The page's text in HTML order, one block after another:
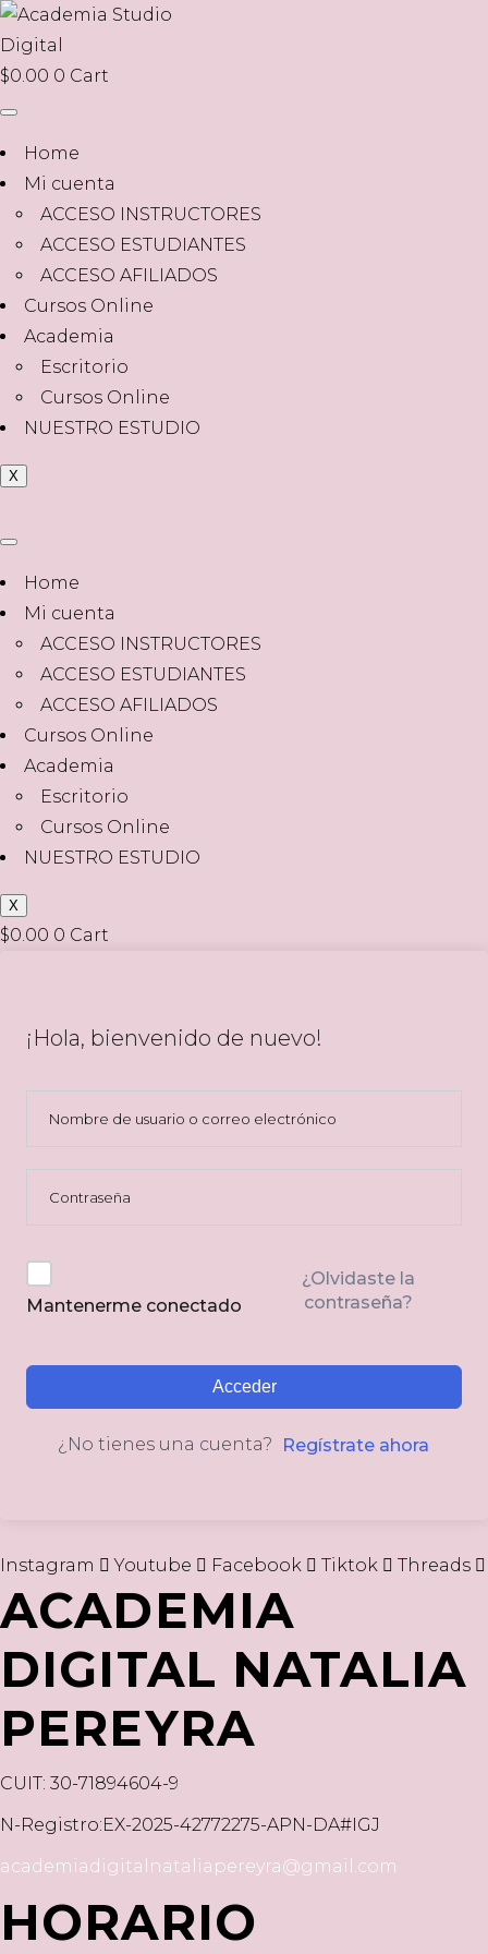
$0.00 0 Cart
Home
Mi cuenta
ACCESO INSTRUCTORES
ACCESO ESTUDIANTES
ACCESO AFILIADOS
Cursos Online
Academia
Escritorio
Cursos Online
NUESTRO ESTUDIO
X
Home
Mi cuenta
ACCESO INSTRUCTORES
ACCESO ESTUDIANTES
ACCESO AFILIADOS
Cursos Online
Academia
Escritorio
Cursos Online
NUESTRO ESTUDIO
X
$0.00 0 Cart
¡Hola, bienvenido de nuevo!
Mantenerme conectado
¿Olvidaste la
contraseña?
Acceder
¿No tienes una cuenta? Regístrate ahora
Instagram Youtube Facebook Tiktok Threads
ACADEMIA
DIGITAL NATALIA
PEREYRA
CUIT: 30-71894604-9
N-Registro:EX-2025-42772275-APN-DA#IGJ
academiadigitalnataliapereyra@gmail.com
HORARIO